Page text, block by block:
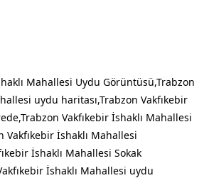
Mahallesi Uydu Görüntüsü,Trabzon
uydu haritası,Trabzon Vakfıkebir
Vakfıkebir İshaklı Mahallesi
Vakfıkebir İshaklı Mahallesi
İshaklı Mahallesi Sokak
İshaklı Mahallesi uydu